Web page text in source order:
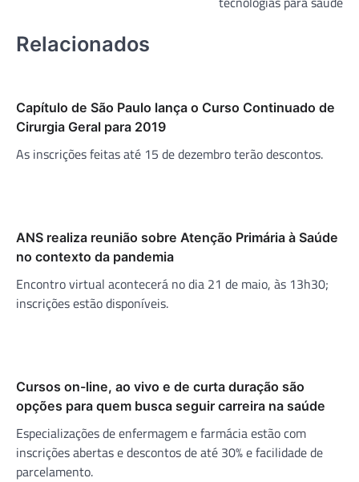
Relacionados
Capítulo de São Paulo lança o Curso Continuado de
Cirurgia Geral para 2019
As inscrições feitas até 15 de dezembro terão descontos.
ANS realiza reunião sobre Atenção Primária à Saúde
no contexto da pandemia
Encontro virtual acontecerá no dia 21 de maio, às 13h30;
inscrições estão disponíveis.
Cursos on-line, ao vivo e de curta duração são
opções para quem busca seguir carreira na saúde
Especializações de enfermagem e farmácia estão com
inscrições abertas e descontos de até 30% e facilidade de
parcelamento.